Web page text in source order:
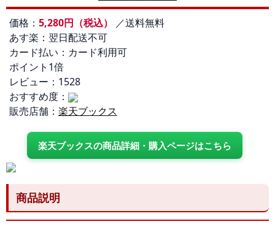
価格： 5,280円（税込）
／送料無料
あす楽：翌日配送不可
カード払い：カード利用可
ポイント1倍
レビュー：1528
おすすめ度：
販売店舗： 楽天ブックス
楽天ブックスの商品詳細・購入ページはこちら
商品説明